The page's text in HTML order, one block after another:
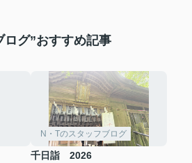
ログ”おすすめ記事
N・Tのスタッフブログ
千日詣 2026